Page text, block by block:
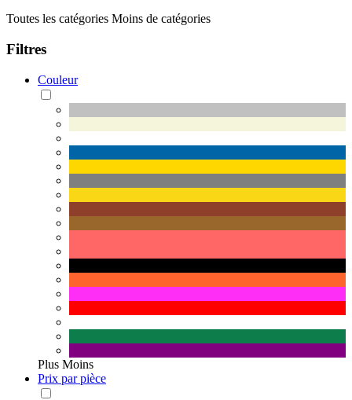
Toutes les catégories Moins de catégories
Filtres
Couleur
Plus Moins
Prix par pièce